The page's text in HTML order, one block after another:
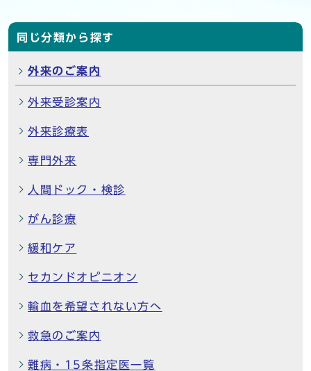
同じ分類から探す
外来のご案内
外来受診案内
外来診療表
専門外来
人間ドック・検診
がん診療
緩和ケア
セカンドオピニオン
輸血を希望されない方へ
救急のご案内
難病・15条指定医一覧